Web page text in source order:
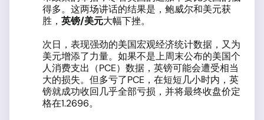
得多。这两场讲话的结果是，鲍威尔和美元获
胜， 英镑/美元大幅下挫。
次日，表现强劲的美国宏观经济统计数据，又为
美元增添了力量。如果不是上周末公布的美国个
人消费支出（PCE）数据，英镑可能会遭受相当
大的损失。但多亏了PCE，在短短几小时内，英
镑就成功收回几乎全部亏损，并将最终收盘价定
格在1.2696。